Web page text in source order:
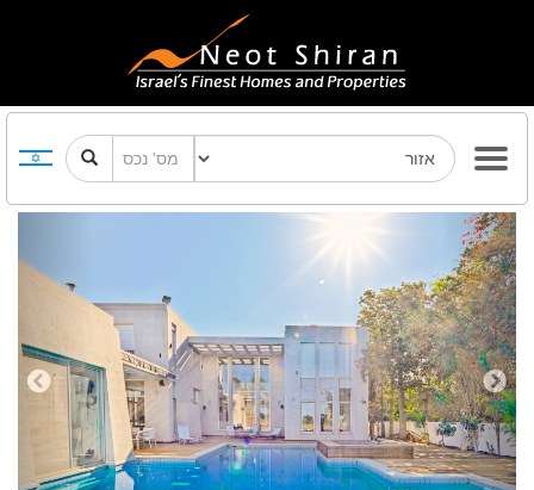
Previous Next